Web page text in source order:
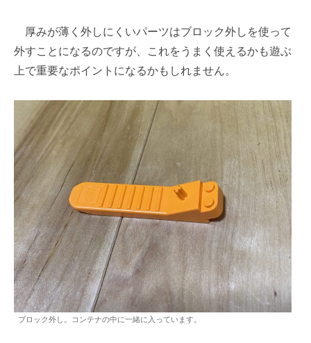
厚みが薄く外しにくいパーツはブロック外しを使って
外すことになるのですが、これをうまく使えるかも遊ぶ
上で重要なポイントになるかもしれません。
ブロック外し。コンテナの中に一緒に入っています。